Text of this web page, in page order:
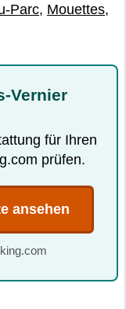
Parc, Mouettes,
Vernier
für Ihren
prüfen.
ansehen